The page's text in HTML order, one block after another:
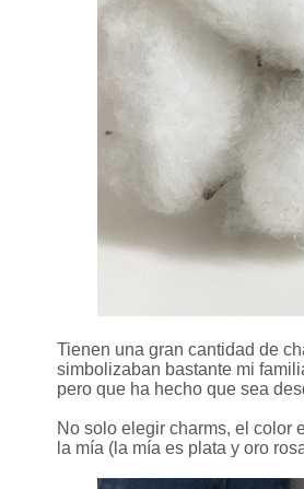
Tienen una gran cantidad de
simbolizaban bastante mi
pero que ha hecho que sea
No solo elegir charms, el color
la mía (la mía es plata y oro